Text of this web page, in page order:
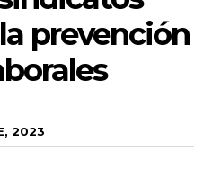
prevención
2023